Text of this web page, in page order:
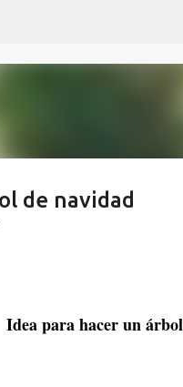
de navidad
Idea para hacer un